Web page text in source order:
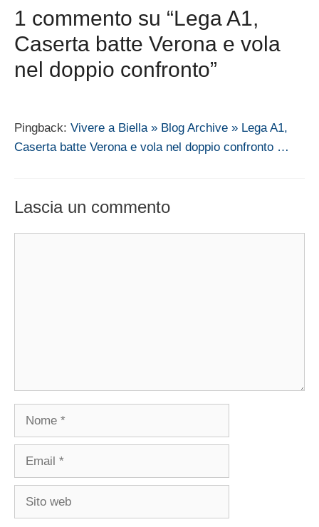
1 commento su “Lega A1,
Caserta batte Verona e vola
nel doppio confronto”
Pingback: Vivere a Biella » Blog Archive » Lega A1,
Caserta batte Verona e vola nel doppio confronto …
Lascia un commento